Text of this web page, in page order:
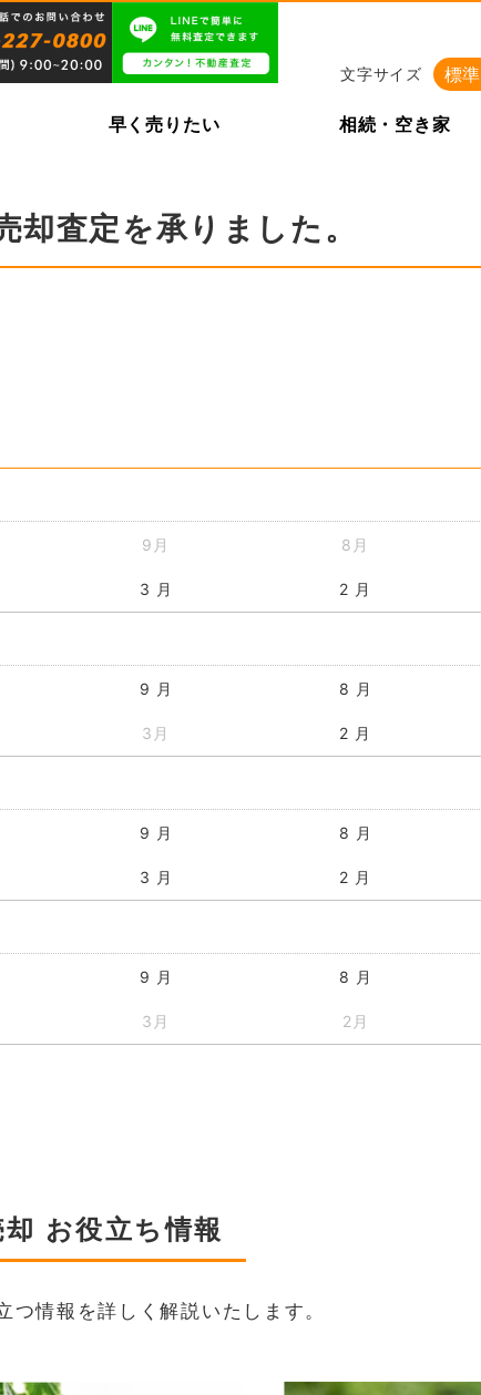
早く売りたい 相続・空き家
文字サイズ 標準
査定を承りました。
9月 8月
3 月 2 月
9 月 8 月
3月 2 月
9 月 8 月
3 月 2 月
9 月 8 月
3月 2月
お役立ち情報
つ情報を詳しく解説いたします。